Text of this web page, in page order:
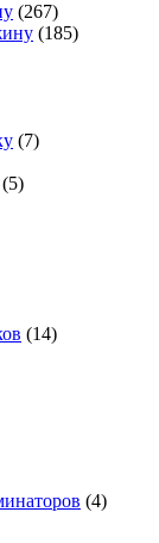
(267)
(185)
(7)
(5)
(14)
(4)